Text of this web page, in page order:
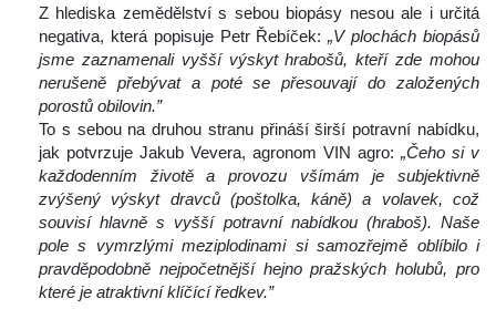
Z hlediska zemědělství s sebou biopásy nesou ale i určitá
negativa, která popisuje Petr Řebíček: „V plochách biopásů
jsme zaznamenali vyšší výskyt hrabošů, kteří zde mohou
nerušeně přebývat a poté se přesouvají do založených
porostů obilovin.”
To s sebou na druhou stranu přináší širší potravní nabídku,
jak potvrzuje Jakub Vevera, agronom VIN agro: „Čeho si v
každodenním životě a provozu všímám je subjektivně
zvýšený výskyt dravců (poštolka, káně) a volavek, což
ouvisí hlavně s vyšší potravní nabídkou (hraboš). Naše
pole s vymrzlými meziplodinami si samozřejmě oblíbilo i
pravděpodobně nejpočetnější hejno pražských holubů, pro
které je atraktivní klíčící ředkev.”